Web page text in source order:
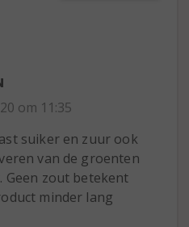
om 11:35
suiker en zuur ook
van de groenten
Geen zout betekent
minder lang